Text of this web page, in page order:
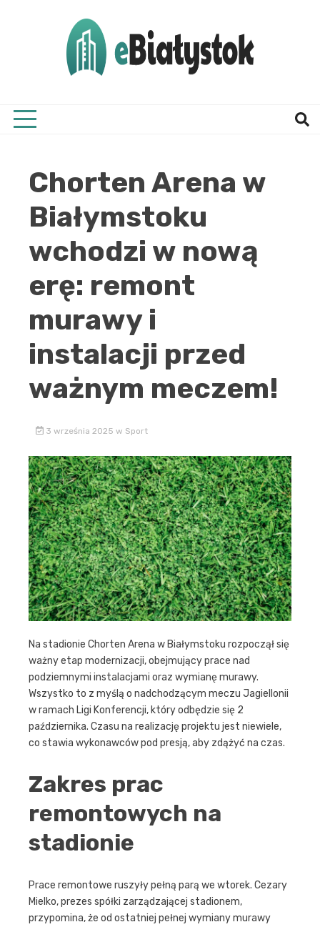
Chorten Arena w
Białymstoku
wchodzi w nową
erę: remont
murawy i
instalacji przed
ważnym meczem!
3 września 2025 w Sport
Na stadionie Chorten Arena w Białymstoku rozpoczął się
ważny etap modernizacji, obejmujący prace nad
podziemnymi instalacjami oraz wymianę murawy.
Wszystko to z myślą o nadchodzącym meczu Jagiellonii
w ramach Ligi Konferencji, który odbędzie się 2
października. Czasu na realizację projektu jest niewiele,
co stawia wykonawców pod presją, aby zdążyć na czas.
Zakres prac
remontowych na
stadionie
Prace remontowe ruszyły pełną parą we wtorek. Cezary
Mielko, prezes spółki zarządzającej stadionem,
przypomina, że od ostatniej pełnej wymiany murawy